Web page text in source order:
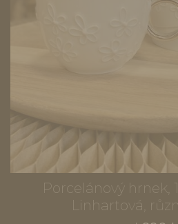
Porcelánový hrnek,
Linhartová,